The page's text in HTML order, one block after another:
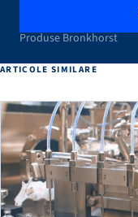
Produse Bronkhorst
ARTICOLE SIMILARE